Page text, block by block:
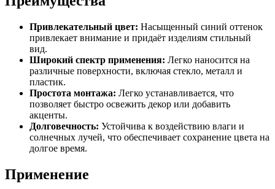
Привлекательный цвет: Насыщенный синий оттенок
привлекает внимание и придаёт изделиям стильный
вид.
Широкий спектр применения: Легко наносится на
различные поверхности, включая стекло, металл и
пластик.
Простота монтажа: Легко устанавливается, что
позволяет быстро освежить декор или добавить
акценты.
Долговечность: Устойчива к воздействию влаги и
солнечных лучей, что обеспечивает сохранение цвета на
долгое время.
Применение